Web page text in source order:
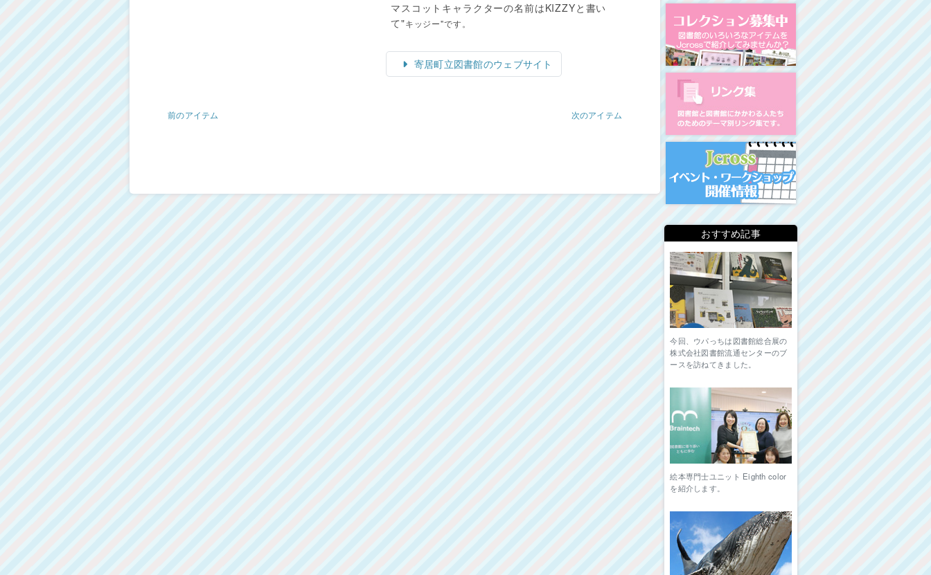
マスコットキャラクターの名前はKIZZYと書い
て"キッジー"です。
寄居町立図書館のウェブサイト
前のアイテム 次のアイテム
コレクション募集中
図書館リンク集
イベント・ワークショップ開
おすすめ記事
今回、ウパっちは図書館総合展の
株式会社図書館流通センターのブ
ースを訪ねてきました。
絵本専門士ユニット Eighth color
を紹介します。